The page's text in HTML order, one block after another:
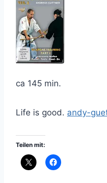
ca 145 min.
Life is good. andy-
Teilen mit: